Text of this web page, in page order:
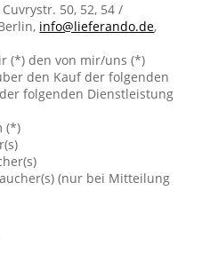
50, 52, 54 /
info@lieferando.de,
(*) den von mir/uns (*)
den Kauf der folgenden
folgenden Dienstleistung
(*)
(nur bei Mitteilung